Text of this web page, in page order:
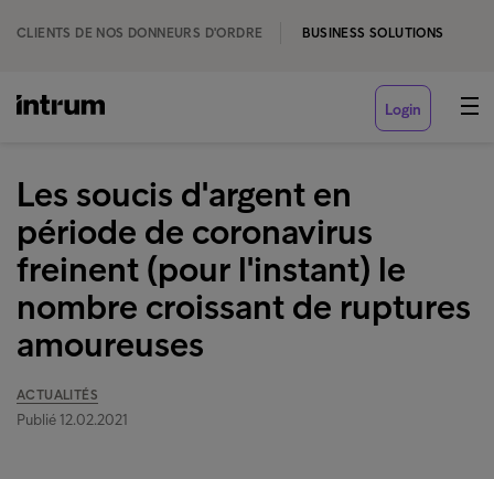
CLIENTS DE NOS DONNEURS D'ORDRE BUSINESS SOLUTIONS
Login
Les soucis d'argent en
période de coronavirus
freinent (pour l'instant) le
nombre croissant de ruptures
amoureuses
ACTUALITÉS
Publié 12.02.2021